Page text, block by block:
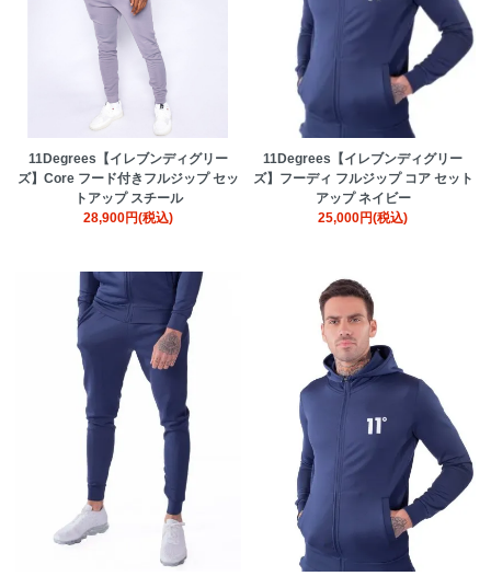
11Degrees【イレブンディグリー
ズ】Core フード付きフルジップ セッ
トアップ スチール
28,900円(税込)
11Degrees【イレブンディグリー
ズ】フーディ フルジップ コア セット
アップ ネイビー
25,000円(税込)